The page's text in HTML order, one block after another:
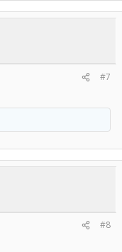
#7
#8